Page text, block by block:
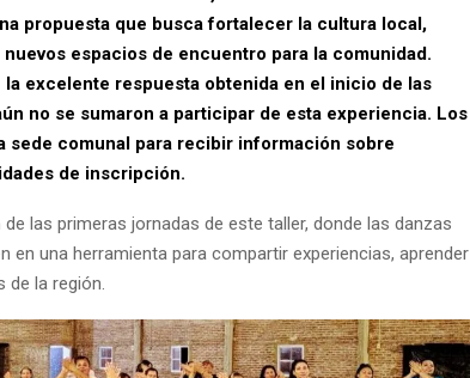
propuesta que busca fortalecer la cultura local,
espacios de encuentro para la comunidad.
excelente respuesta obtenida en el inicio de las
no se sumaron a participar de esta experiencia. Los
sede comunal para recibir información sobre
de inscripción.
las primeras jornadas de este taller, donde las danzas
en una herramienta para compartir experiencias, aprender
de la región.